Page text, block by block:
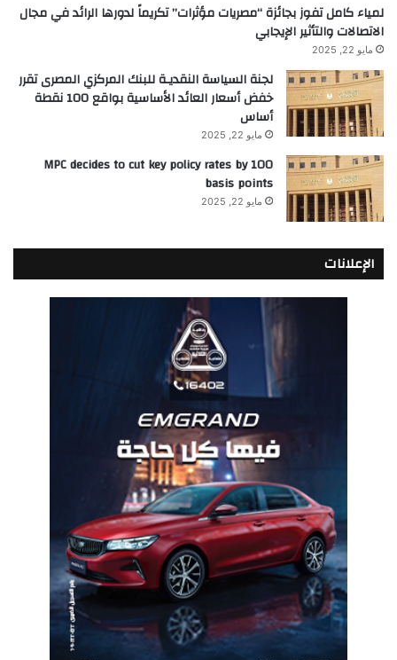
لمياء كامل تفوز بجائزة “مصريات مؤثرات” تكريماً لدورها الرائد في مجال
الاتصالات والتأثير الإيجابي
مايو 22, 2025
لجنة السياسة النقديـة للبنك المركزي المصرى تقرر
خفض أسعار العائد الأساسية بواقع 100 نقطة
أساس
مايو 22, 2025
MPC decides to cut key policy rates by 100
basis points
مايو 22, 2025
الإعلانات